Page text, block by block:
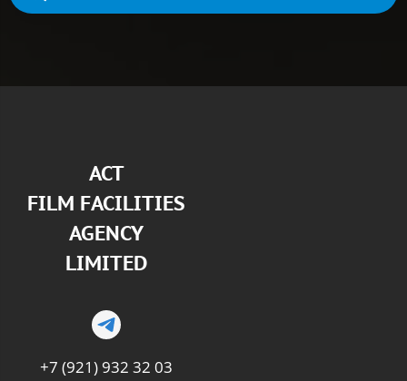
АСТ
FILM FACILITIES
AGENCY
LIMITED
+7 (921) 932 32 03